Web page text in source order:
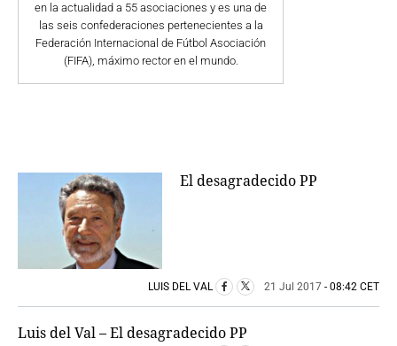
en la actualidad a 55 asociaciones y es una de
las seis confederaciones pertenecientes a la
Federación Internacional de Fútbol Asociación
(FIFA), máximo rector en el mundo.
El desagradecido PP
LUIS DEL VAL 21 Jul 2017 - 08:42 CET
Luis del Val – El desagradecido PP